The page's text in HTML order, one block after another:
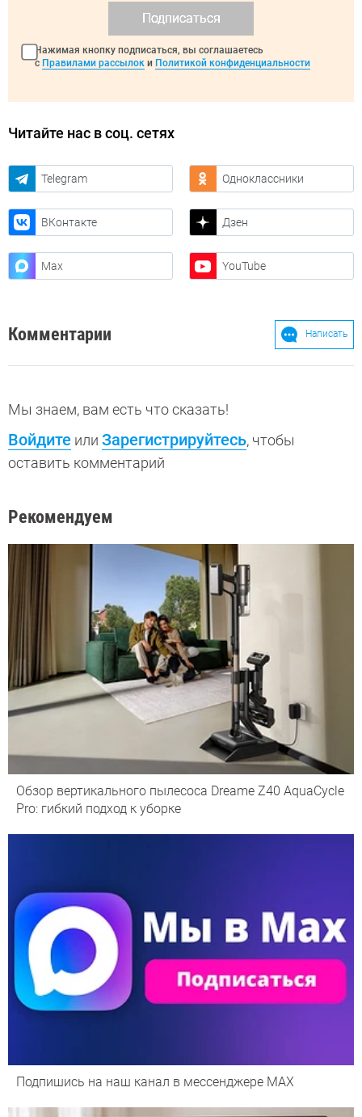
Подписаться
Нажимая кнопку подписаться, вы соглашаетесь
с Правилами рассылок и Политикой конфиденциальности
Читайте нас в соц. сетях
Telegram Одноклассники
ВКонтакте Дзен
Max YouTube
Комментарии Написать
Мы знаем, вам есть что сказать!
Войдите или Зарегистрируйтесь, чтобы
оставить комментарий
Рекомендуем
Обзор вертикального пылесоса Dreame Z40 AquaCycle
Pro: гибкий подход к уборке
Подпишись на наш канал в мессенджере МАХ